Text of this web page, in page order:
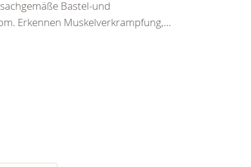
Bastel-und
Erkennen Muskelverkrampfung,...